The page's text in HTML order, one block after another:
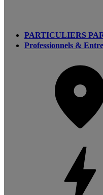
PARTICULIERS
Professionnels &